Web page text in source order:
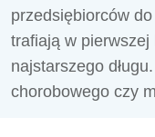
przedsiębiorców
trafiają w
najstarszego
chorobowego czy